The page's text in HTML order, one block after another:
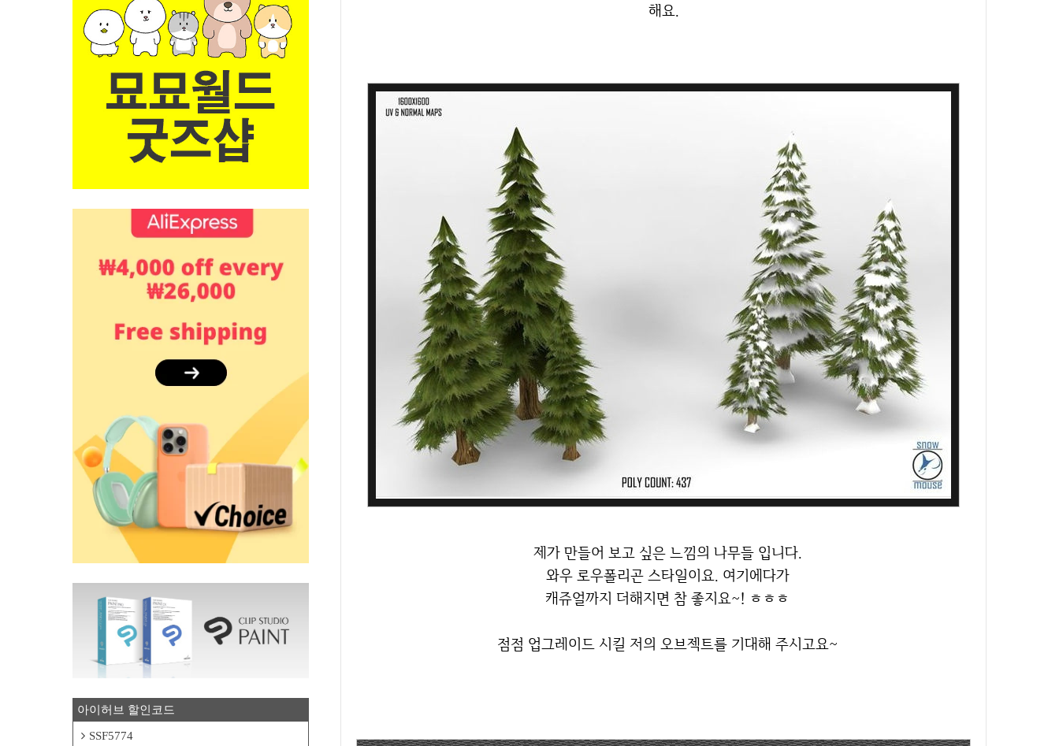
해요.
제가 만들어 보고 싶은 느낌의 나무들 입니다.
와우 로우폴리곤 스타일이요. 여기에다가
캐쥬얼까지 더해지면 참 좋지요~! ㅎㅎㅎ
점점 업그레이드 시킬 저의 오브젝트를 기대해 주시고요~
아이허브 할인코드
SSF5774